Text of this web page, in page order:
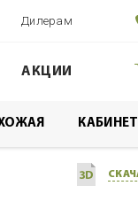
Дилерам
АКЦИИ
КАБИНЕТ